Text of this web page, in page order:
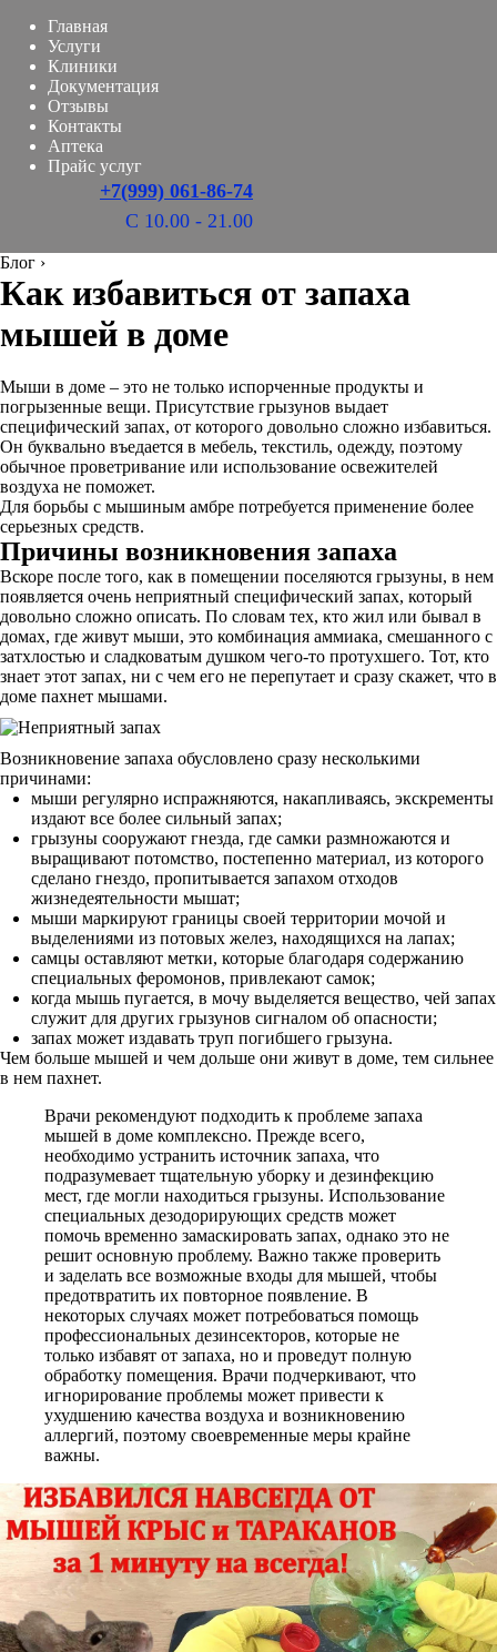
Главная
Услуги
Клиники
Документация
Отзывы
Контакты
Аптека
Прайс услуг
+7(999) 061-86-74
С 10.00 - 21.00
Блог ›
Как избавиться от запаха
мышей в доме
Мыши в доме – это не только испорченные продукты и
погрызенные вещи. Присутствие грызунов выдает
специфический запах, от которого довольно сложно избавиться.
Он буквально въедается в мебель, текстиль, одежду, поэтому
обычное проветривание или использование освежителей
воздуха не поможет.
Для борьбы с мышиным амбре потребуется применение более
серьезных средств.
Причины возникновения запаха
Вскоре после того, как в помещении поселяются грызуны, в нем
появляется очень неприятный специфический запах, который
довольно сложно описать. По словам тех, кто жил или бывал в
домах, где живут мыши, это комбинация аммиака, смешанного с
затхлостью и сладковатым душком чего-то протухшего. Тот, кто
знает этот запах, ни с чем его не перепутает и сразу скажет, что в
доме пахнет мышами.
Возникновение запаха обусловлено сразу несколькими
причинами:
мыши регулярно испражняются, накапливаясь, экскременты
издают все более сильный запах;
грызуны сооружают гнезда, где самки размножаются и
выращивают потомство, постепенно материал, из которого
сделано гнездо, пропитывается запахом отходов
жизнедеятельности мышат;
мыши маркируют границы своей территории мочой и
выделениями из потовых желез, находящихся на лапах;
самцы оставляют метки, которые благодаря содержанию
специальных феромонов, привлекают самок;
когда мышь пугается, в мочу выделяется вещество, чей запах
служит для других грызунов сигналом об опасности;
запах может издавать труп погибшего грызуна.
Чем больше мышей и чем дольше они живут в доме, тем сильнее
в нем пахнет.
Врачи рекомендуют подходить к проблеме запаха
мышей в доме комплексно. Прежде всего,
необходимо устранить источник запаха, что
подразумевает тщательную уборку и дезинфекцию
мест, где могли находиться грызуны. Использование
специальных дезодорирующих средств может
помочь временно замаскировать запах, однако это не
решит основную проблему. Важно также проверить
и заделать все возможные входы для мышей, чтобы
предотвратить их повторное появление. В
некоторых случаях может потребоваться помощь
профессиональных дезинсекторов, которые не
только избавят от запаха, но и проведут полную
обработку помещения. Врачи подчеркивают, что
игнорирование проблемы может привести к
ухудшению качества воздуха и возникновению
аллергий, поэтому своевременные меры крайне
важны.